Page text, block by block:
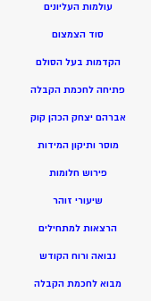
עולמות העליונים
סוד הצמצום
הקדמות בעל הסולם
פתיחה לחכמת הקבלה
אברהם יצחק הכהן קוק
מוסר ותיקון המידות
פירוש חלומות
שיעורי זוהר
הרצאות למתחילים
נבואה ורוח הקודש
מבוא לחכמת הקבלה